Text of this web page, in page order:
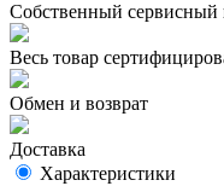
Собственный сервисный
Весь товар
Обмен и возврат
Доставка
Характеристики